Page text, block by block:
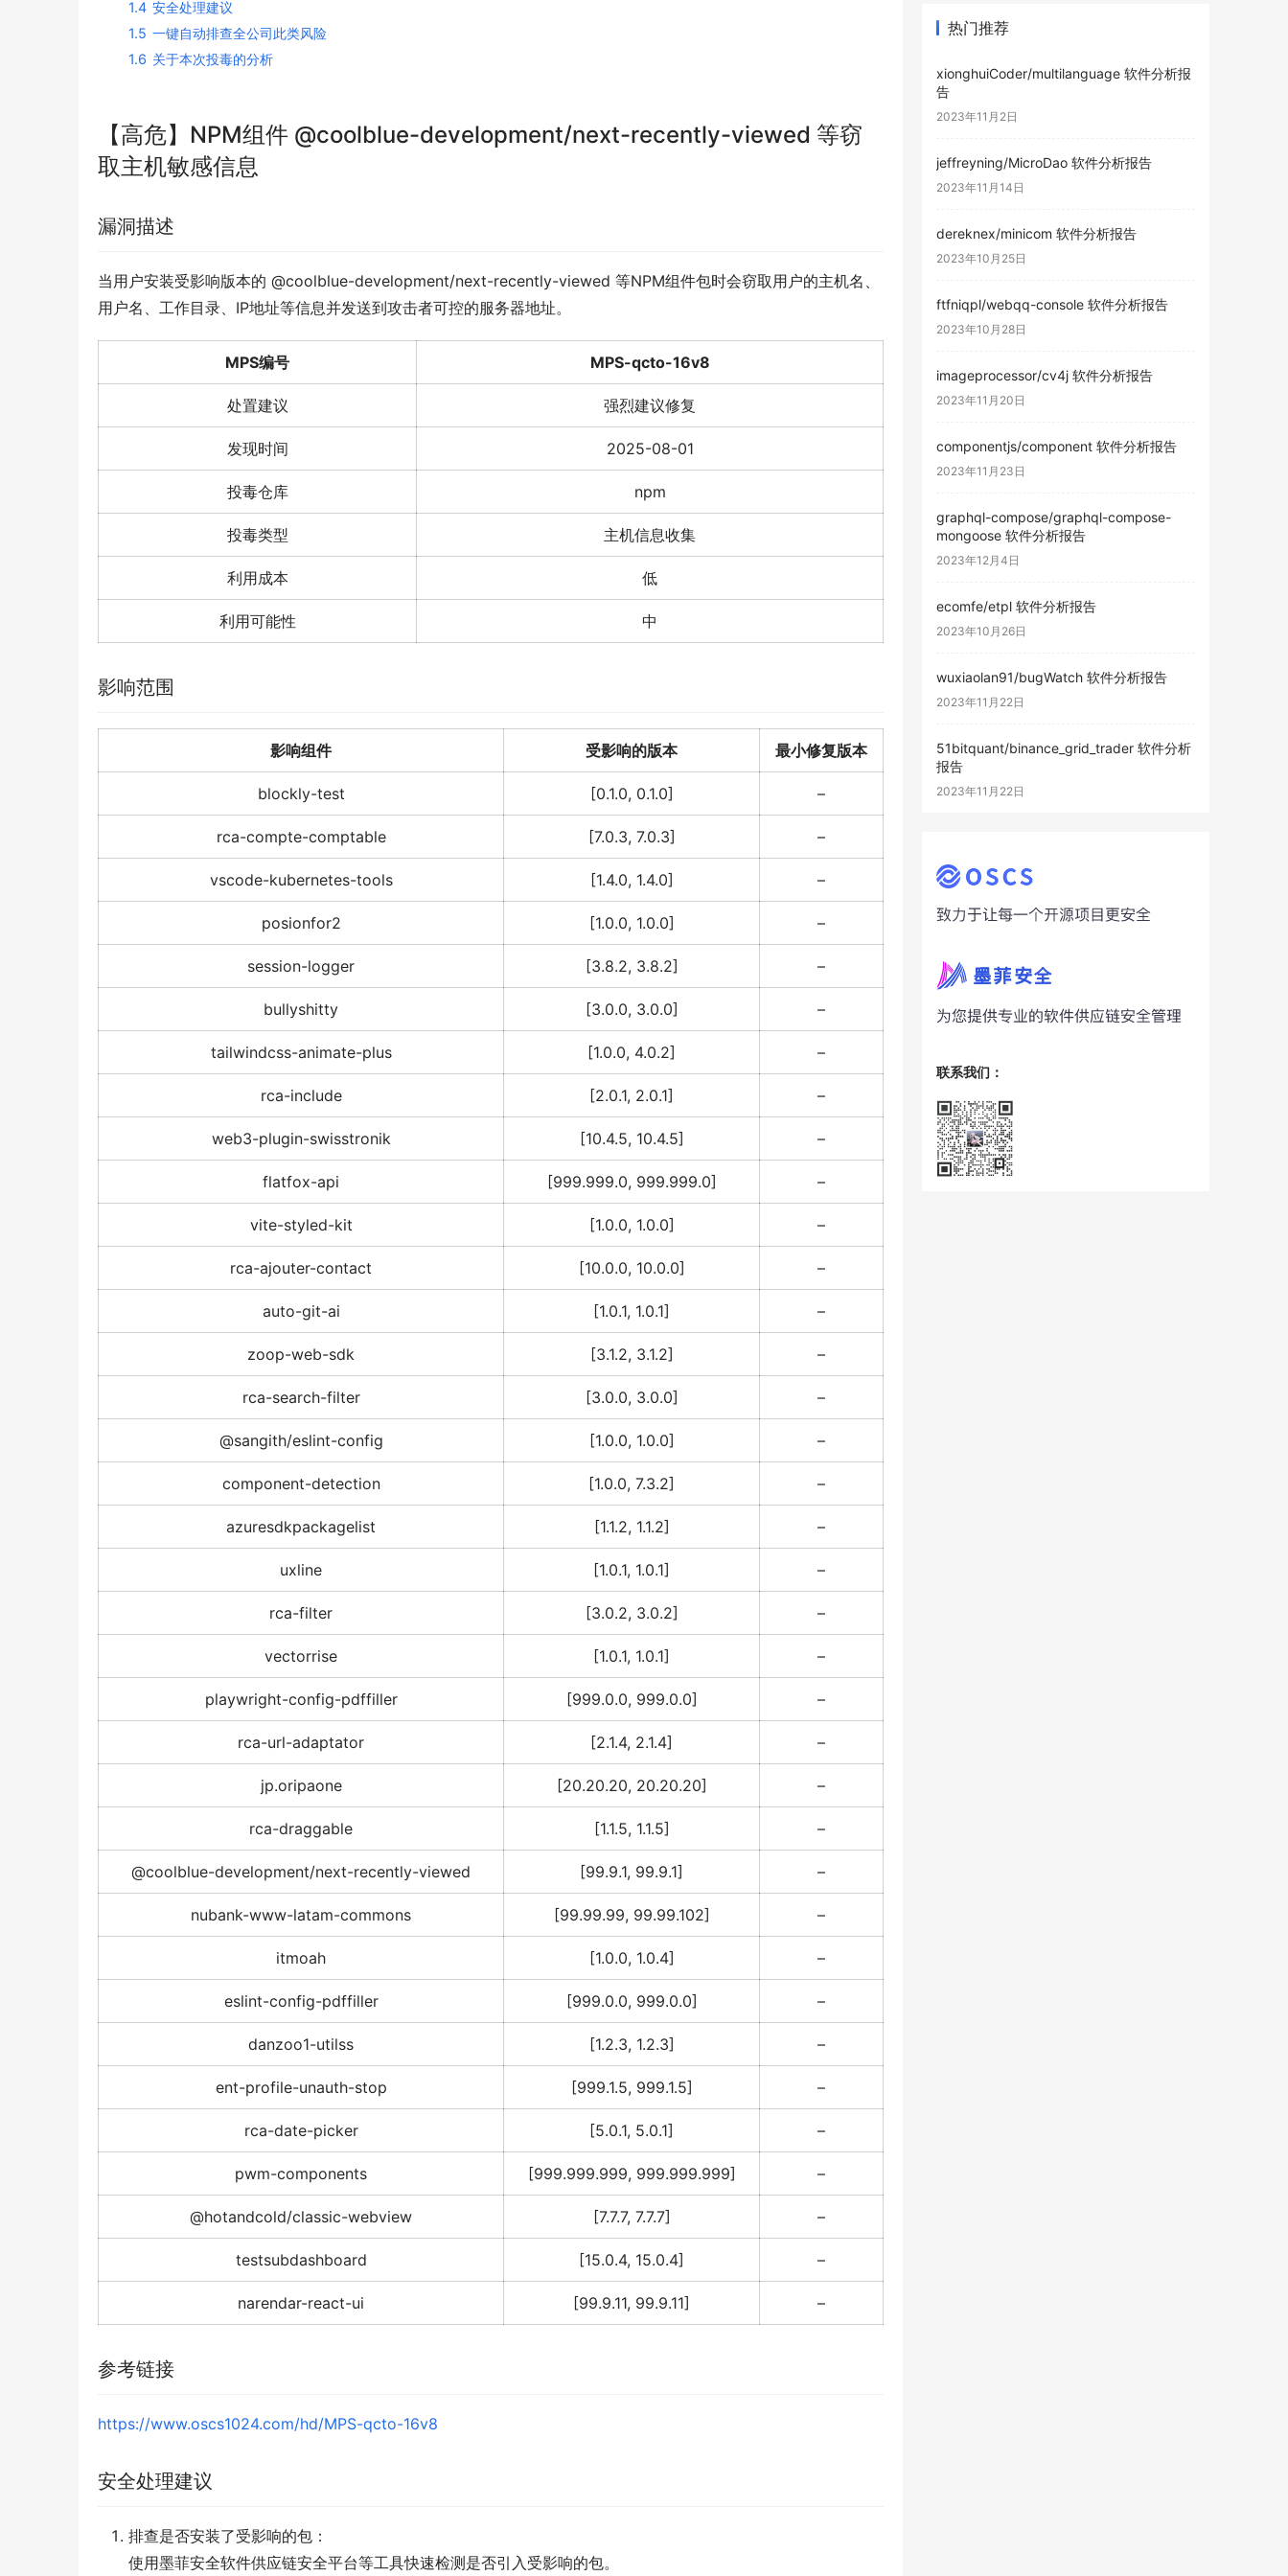
1.4 安全处理建议
1.5 一键自动排查全公司此类风险
1.6 关于本次投毒的分析
【高危】NPM组件 @coolblue-development/next-recently-viewed 等窃
取主机敏感信息
漏洞描述
当用户安装受影响版本的 @coolblue-development/next-recently-viewed 等NPM组件包时会窃取用户的主机名、
用户名、工作目录、IP地址等信息并发送到攻击者可控的服务器地址。
MPS编号 MPS-qcto-16v8
处置建议 强烈建议修复
发现时间 2025-08-01
投毒仓库 npm
投毒类型 主机信息收集
利用成本 低
利用可能性 中
影响范围
影响组件 受影响的版本 最小修复版本
blockly-test [0.1.0, 0.1.0] –
rca-compte-comptable [7.0.3, 7.0.3] –
vscode-kubernetes-tools [1.4.0, 1.4.0] –
posionfor2 [1.0.0, 1.0.0] –
session-logger [3.8.2, 3.8.2] –
bullyshitty [3.0.0, 3.0.0] –
tailwindcss-animate-plus [1.0.0, 4.0.2] –
rca-include [2.0.1, 2.0.1] –
web3-plugin-swisstronik [10.4.5, 10.4.5] –
flatfox-api [999.999.0, 999.999.0] –
vite-styled-kit [1.0.0, 1.0.0] –
rca-ajouter-contact [10.0.0, 10.0.0] –
auto-git-ai [1.0.1, 1.0.1] –
zoop-web-sdk [3.1.2, 3.1.2] –
rca-search-filter [3.0.0, 3.0.0] –
@sangith/eslint-config [1.0.0, 1.0.0] –
component-detection [1.0.0, 7.3.2] –
azuresdkpackagelist [1.1.2, 1.1.2] –
uxline [1.0.1, 1.0.1] –
rca-filter [3.0.2, 3.0.2] –
vectorrise [1.0.1, 1.0.1] –
playwright-config-pdffiller [999.0.0, 999.0.0] –
rca-url-adaptator [2.1.4, 2.1.4] –
jp.oripaone [20.20.20, 20.20.20] –
rca-draggable [1.1.5, 1.1.5] –
@coolblue-development/next-recently-viewed [99.9.1, 99.9.1] –
nubank-www-latam-commons [99.99.99, 99.99.102] –
itmoah [1.0.0, 1.0.4] –
eslint-config-pdffiller [999.0.0, 999.0.0] –
danzoo1-utilss [1.2.3, 1.2.3] –
ent-profile-unauth-stop [999.1.5, 999.1.5] –
rca-date-picker [5.0.1, 5.0.1] –
pwm-components [999.999.999, 999.999.999] –
@hotandcold/classic-webview [7.7.7, 7.7.7] –
testsubdashboard [15.0.4, 15.0.4] –
narendar-react-ui [99.9.11, 99.9.11] –
参考链接
https://www.oscs1024.com/hd/MPS-qcto-16v8
安全处理建议
排查是否安装了受影响的包：
使用墨菲安全软件供应链安全平台等工具快速检测是否引入受影响的包。
热门推荐
xionghuiCoder/multilanguage 软件分析报
告
2023年11月2日
jeffreyning/MicroDao 软件分析报告
2023年11月14日
dereknex/minicom 软件分析报告
2023年10月25日
ftfniqpl/webqq-console 软件分析报告
2023年10月28日
imageprocessor/cv4j 软件分析报告
2023年11月20日
componentjs/component 软件分析报告
2023年11月23日
graphql-compose/graphql-compose-
mongoose 软件分析报告
2023年12月4日
ecomfe/etpl 软件分析报告
2023年10月26日
wuxiaolan91/bugWatch 软件分析报告
2023年11月22日
51bitquant/binance_grid_trader 软件分析
报告
2023年11月22日
联系我们：